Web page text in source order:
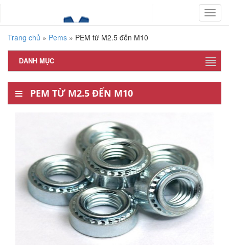
Trang chủ » Pems » PEM từ M2.5 đến M10
DANH MỤC
PEM TỪ M2.5 ĐẾN M10